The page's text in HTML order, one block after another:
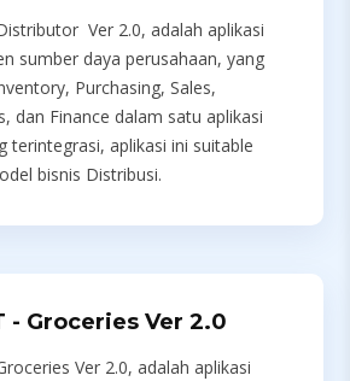
Ver 2.0, adalah aplikasi
sumber daya perusahaan, yang
Purchasing, Sales,
dan Finance dalam satu aplikasi
terintegrasi, aplikasi ini suitable
bisnis Distribusi.
- Groceries Ver 2.0
Ver 2.0, adalah aplikasi